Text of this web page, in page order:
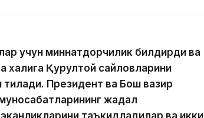
учун миннатдорчилик билдирди ва
халқига Қурултой сайловларини
тилади. Президент ва Бош вазир
жадал
таъкидладилар ва икки